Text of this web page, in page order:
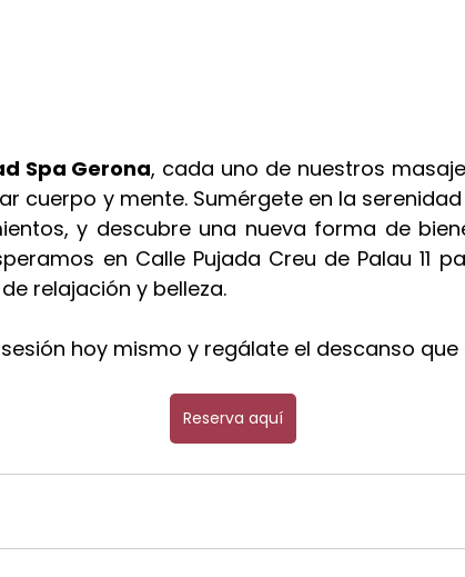
Spa Gerona, cada uno de nuestros
cuerpo y mente. Sumérgete en la
y descubre una nueva forma de
en Calle Pujada Creu de Palau 11
relajación y belleza.
sesión hoy mismo y regálate el descanso
Reserva aquí